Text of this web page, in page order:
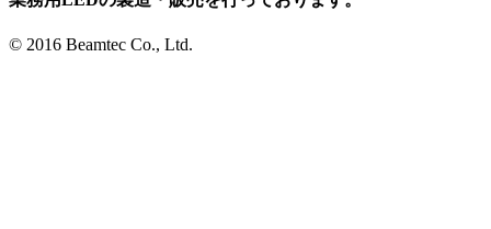
© 2016 Beamtec Co., Ltd.